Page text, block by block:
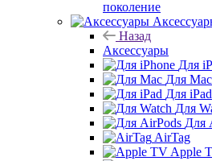
поколение
Назад
Аксессуары
Для
Для Mac
Для iPad
Для
Для
AirTag
Apple